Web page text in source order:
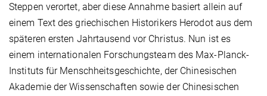
Steppen verortet, aber diese Annahme basiert allein auf
einem Text des griechischen Historikers Herodot aus dem
späteren ersten Jahrtausend vor Christus. Nun ist es
einem internationalen Forschungsteam des Max-Planck-
Instituts für Menschheitsgeschichte, der Chinesischen
Akademie der Wissenschaften sowie der Chinesischen